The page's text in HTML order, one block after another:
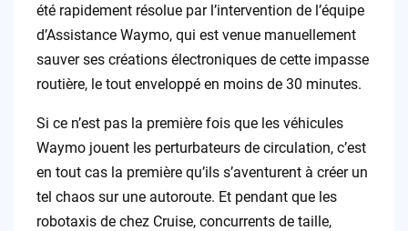
été rapidement résolue par l’intervention de l’équipe
d’Assistance Waymo, qui est venue manuellement
sauver ses créations électroniques de cette impasse
routière, le tout enveloppé en moins de 30 minutes.
Si ce n’est pas la première fois que les véhicules
Waymo jouent les perturbateurs de circulation, c’est
en tout cas la première qu’ils s’aventurent à créer un
tel chaos sur une autoroute. Et pendant que les
robotaxis de chez Cruise, concurrents de taille,